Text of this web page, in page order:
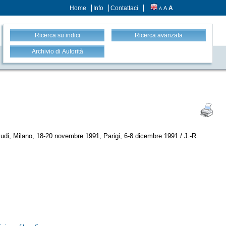
Home Info Contattaci A A A
Ricerca su indici Ricerca avanzata
Archivio di Autorità